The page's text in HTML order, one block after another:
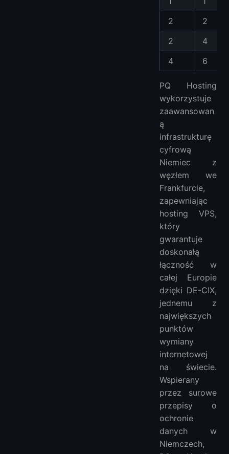
2
2
2
4
4
6
PQ Hosting
wykorzystuje
zaawansowan
ą
infrastrukturę
cyfrową
Niemiec z
węzłem we
Frankfurcie,
zapewniając
hosting VPS,
który
gwarantuje
doskonałą
łączność w
całej Europie
dzięki DE-CIX,
jednemu z
największych
punktów
wymiany
internetowej
na świecie.
Wspierany
przez surowe
przepisy o
ochronie
danych w
Niemczech,